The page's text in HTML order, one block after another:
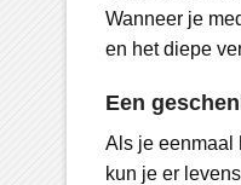
Wanneer je
en het diepe
Een
Als je eenmaal
kun je er